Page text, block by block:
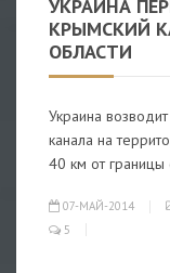
УКРАИНА
КРЫМСКИЙ
ОБЛАСТИ
Украина
канала на
40 км от границы
07-МАЙ-2014
5